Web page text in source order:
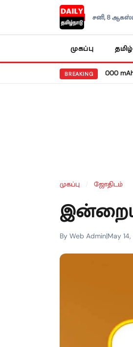
சனி, 8
முகப்பு
BREAKING
ரெட்மி நோட் 17 5ஜி: 8,000 mAh
முகப்பு ஜோதிடம்
இன்றைய
By Web Admin|May